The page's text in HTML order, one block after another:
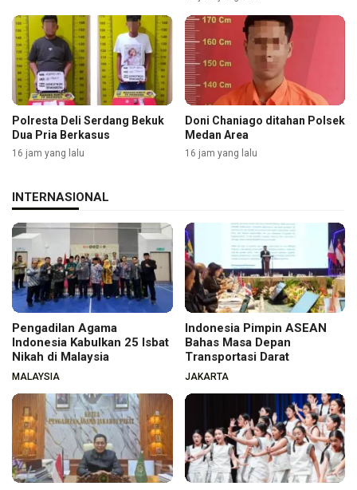
Polresta Deli Serdang Bekuk
Dua Pria Berkasus
16 jam yang lalu
Doni Chaniago ditahan Polsek
Medan Area
16 jam yang lalu
INTERNASIONAL
Pengadilan Agama
Indonesia Kabulkan 25 Isbat
Nikah di Malaysia
MALAYSIA
Indonesia Pimpin ASEAN
Bahas Masa Depan
Transportasi Darat
JAKARTA